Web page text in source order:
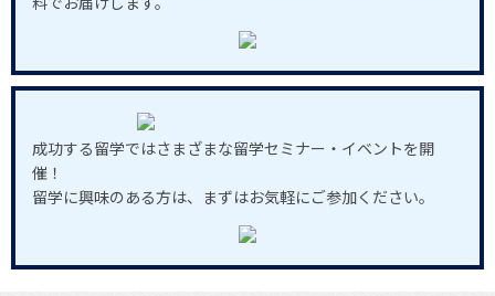
成功する留学ではさまざまな留学セミナー・イベントを開
催！
留学に興味のある方は、まずはお気軽にご参加ください。